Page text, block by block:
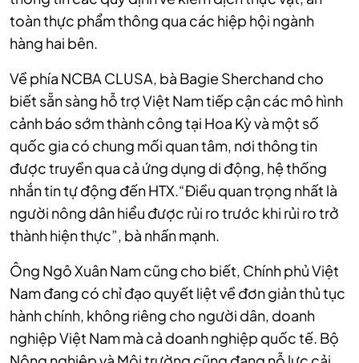
toàn thực phẩm thông qua các hiệp hội ngành
hàng hai bên.
Về phía NCBA CLUSA, bà Bagie Sherchand cho
biết sẵn sàng hỗ trợ Việt Nam tiếp cận các mô hình
cảnh báo sớm thành công tại Hoa Kỳ và một số
quốc gia có chung mối quan tâm, nơi thông tin
được truyền qua cả ứng dụng di động, hệ thống
nhắn tin tự động đến HTX.“Điều quan trọng nhất là
người nông dân hiểu được rủi ro trước khi rủi ro trở
thành hiện thực”, bà nhấn mạnh.
Ông Ngô Xuân Nam cũng cho biết, Chính phủ Việt
Nam đang có chỉ đạo quyết liệt về đơn giản thủ tục
hành chính, không riêng cho người dân, doanh
nghiệp Việt Nam mà cả doanh nghiệp quốc tế. Bộ